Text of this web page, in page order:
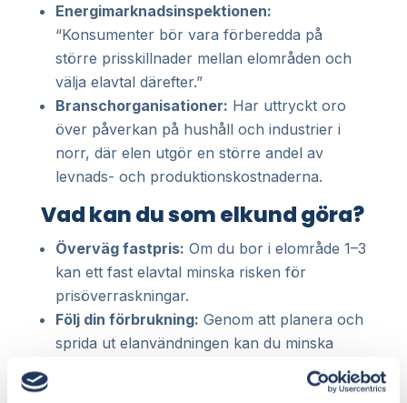
Energimarknadsinspektionen:
“Konsumenter bör vara förberedda på
större prisskillnader mellan elområden och
välja elavtal därefter.”
Branschorganisationer: Har uttryckt oro
över påverkan på hushåll och industrier i
norr, där elen utgör en större andel av
levnads- och produktionskostnaderna.
Vad kan du som elkund göra?
Överväg fastpris: Om du bor i elområde 1–3
kan ett fast elavtal minska risken för
prisöverraskningar.
Följ din förbrukning: Genom att planera och
sprida ut elanvändningen kan du minska
Med tjänster som